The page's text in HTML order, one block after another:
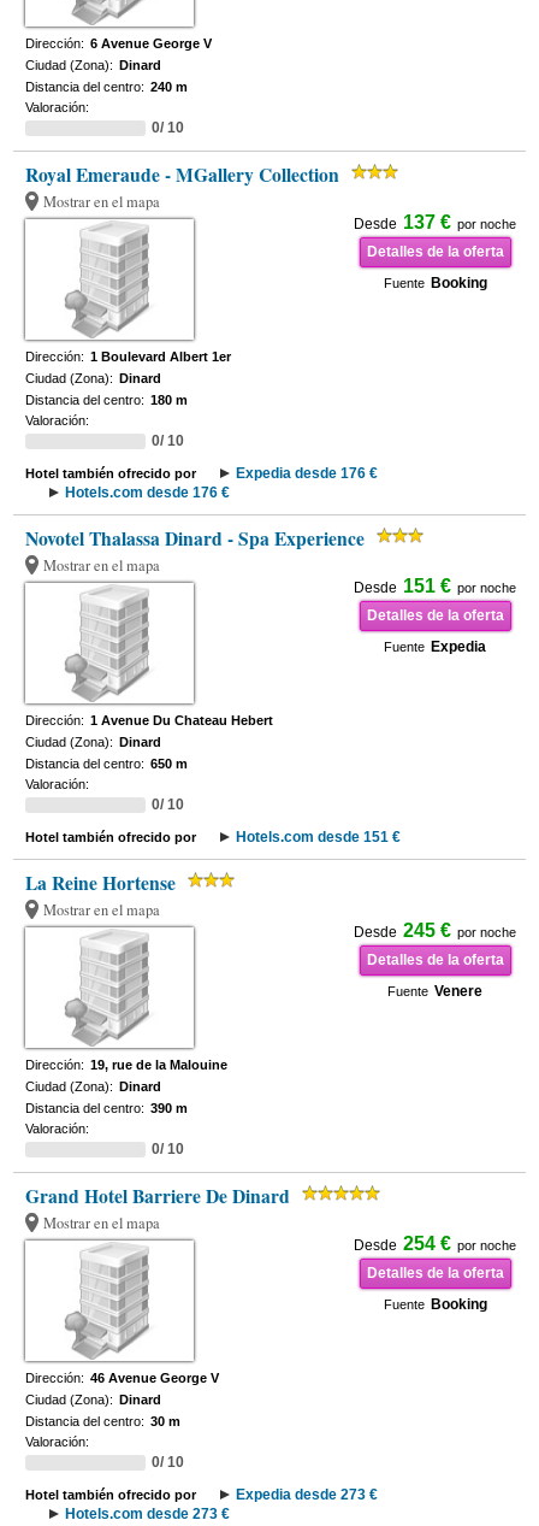
Dirección: 6 Avenue George V
Ciudad (Zona): Dinard
Distancia del centro: 240 m
Valoración:
0/ 10
Royal Emeraude - MGallery Collection
Mostrar en el mapa
Desde 137 € por noche
Detalles de la oferta
Fuente Booking
Dirección: 1 Boulevard Albert 1er
Ciudad (Zona): Dinard
Distancia del centro: 180 m
Valoración:
0/ 10
Hotel también ofrecido por
Expedia desde 176 €
Hotels.com desde 176 €
Novotel Thalassa Dinard - Spa Experience
Mostrar en el mapa
Desde 151 € por noche
Detalles de la oferta
Fuente Expedia
Dirección: 1 Avenue Du Chateau Hebert
Ciudad (Zona): Dinard
Distancia del centro: 650 m
Valoración:
0/ 10
Hotel también ofrecido por Hotels.com desde 151 €
La Reine Hortense
Mostrar en el mapa
Desde 245 € por noche
Detalles de la oferta
Fuente Venere
Dirección: 19, rue de la Malouine
Ciudad (Zona): Dinard
Distancia del centro: 390 m
Valoración:
0/ 10
Grand Hotel Barriere De Dinard
Mostrar en el mapa
Desde 254 € por noche
Detalles de la oferta
Fuente Booking
Dirección: 46 Avenue George V
Ciudad (Zona): Dinard
Distancia del centro: 30 m
Valoración:
0/ 10
Hotel también ofrecido por
Expedia desde 273 €
Hotels.com desde 273 €